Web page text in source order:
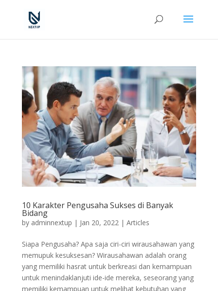
10 Karakter Pengusaha Sukses di Banyak
Bidang
by adminnextup | Jan 20, 2022| Articles
Siapa Pengusaha? Apa saja ciri-ciri wirausahawan yang
memupuk kesuksesan? Wirausahawan adalah orang
yang memiliki hasrat untuk berkreasi dan kemampuan
untuk menindaklanjuti ide-ide mereka, seseorang yang
memiliki kemampuan untuk melihat kebutuhan yang